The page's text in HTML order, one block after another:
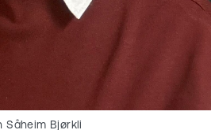
Såheim Bjørkli